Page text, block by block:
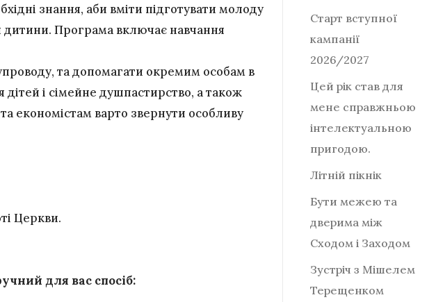
знання, аби вміти підготувати молоду
Програма включає навчання
та допомагати окремим особам в
і сімейне душпастирство, а також
економістам варто звернути особливу
Церкви.
для вас спосіб:
Старт вступної
кампанії
2026/2027
Цей рік став для
мене справжньою
інтелектуальною
пригодою.
Літній пікнік
Бути межею та
дверима між
Сходом і Заходом
Зустріч з Мішелем
Терещенком